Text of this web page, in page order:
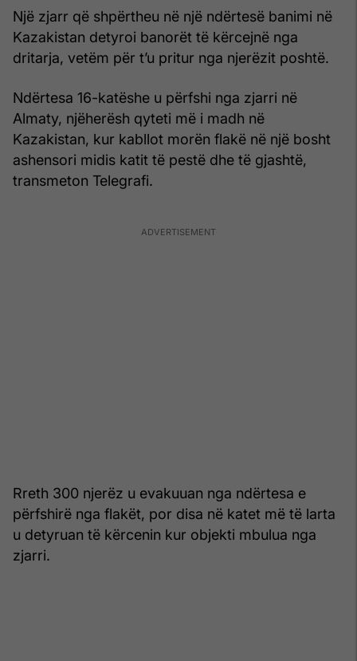
Një zjarr që shpërtheu në një ndërtesë banimi në
Kazakistan detyroi banorët të kërcejnë nga
dritarja, vetëm për t’u pritur nga njerëzit poshtë.
Ndërtesa 16-katëshe u përfshi nga zjarri në
Almaty, njëherësh qyteti më i madh në
Kazakistan, kur kabllot morën flakë në një bosht
ashensori midis katit të pestë dhe të gjashtë,
transmeton Telegrafi.
Rreth 300 njerëz u evakuuan nga ndërtesa e
përfshirë nga flakët, por disa në katet më të larta
u detyruan të kërcenin kur objekti mbulua nga
zjarri.